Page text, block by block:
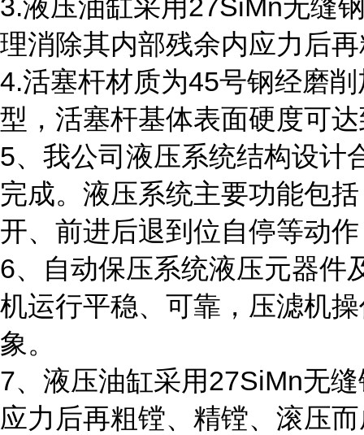
3.液压油缸采用27SiMn无缝
理消除其内部残余内应力后
4.活塞杆材质为45号钢经磨
型，活塞杆基体表面硬度可
5、我公司液压系统结构设计
完成。液压系统主要功能包
开、前进后退到位自停等动
6、自动保压系统液压元器件
机运行平稳、可靠，压滤机
象。
7、液压油缸采用27SiMn无
应力后再粗镗、精镗、滚压